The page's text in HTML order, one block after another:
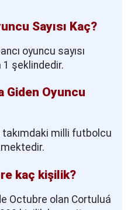
Sayısı Kaç?
oyuncu sayısı
şeklindedir.
Giden Oyuncu
takımdaki milli futbolcu
kaç kişilik?
Octubre olan Cortuluá